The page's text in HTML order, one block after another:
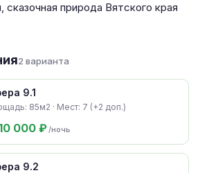
сказочная природа Вятского края
2 варианта
9.1
85м2 · Мест: 7 (+2 доп.)
000 ₽/ночь
9.2